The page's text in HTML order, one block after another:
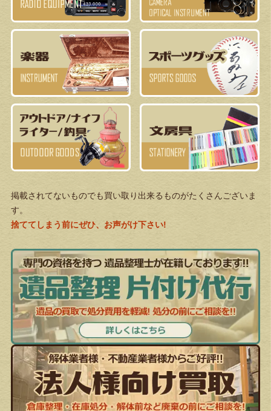
掲載されてないものでも買い取り出来るものがたくさんございま
す。
捨ててしまう前にぜひ、お声がけ下さい!